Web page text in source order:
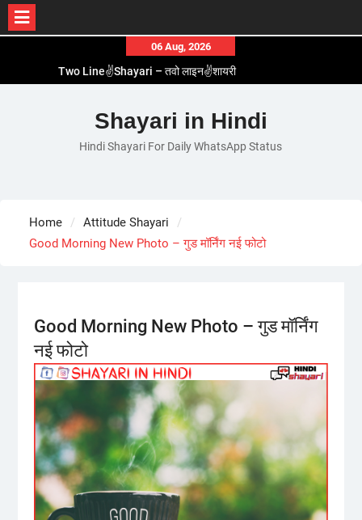
content
06 Aug, 2026
Two Line✌️Shayari – तवो लाइन✌️शायरी
Romantic Love😽Status – रोमांटिक लव😽स्टेटस
Love🥳Poetry In Hindi – लव🥳पोएट्री इन हिंदी
1 Line☝️Shayari In Hindi – १ लाइन☝️शायरी इन हिंदी
Shayari in Hindi
Hindi Shayari For Daily WhatsApp Status
Home
Attitude Shayari
Good Morning New Photo – गुड मॉर्निंग नई फोटो
Good Morning New Photo – गुड मॉर्निंग
नई फोटो